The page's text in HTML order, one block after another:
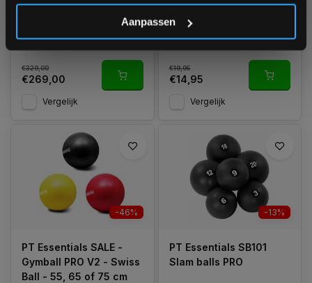
Aanpassen
€329,00
€269,00
Vergelijk
1-3 werkdagen
€19,95
€14,95
Vergelijk
-46%
PT Essentials SALE -
Gymball PRO V2 - Swiss
Ball - 55, 65 of 75 cm
-13%
PT Essentials SB101
Slam balls PRO
*Verzendkosten vallen buiten de korting